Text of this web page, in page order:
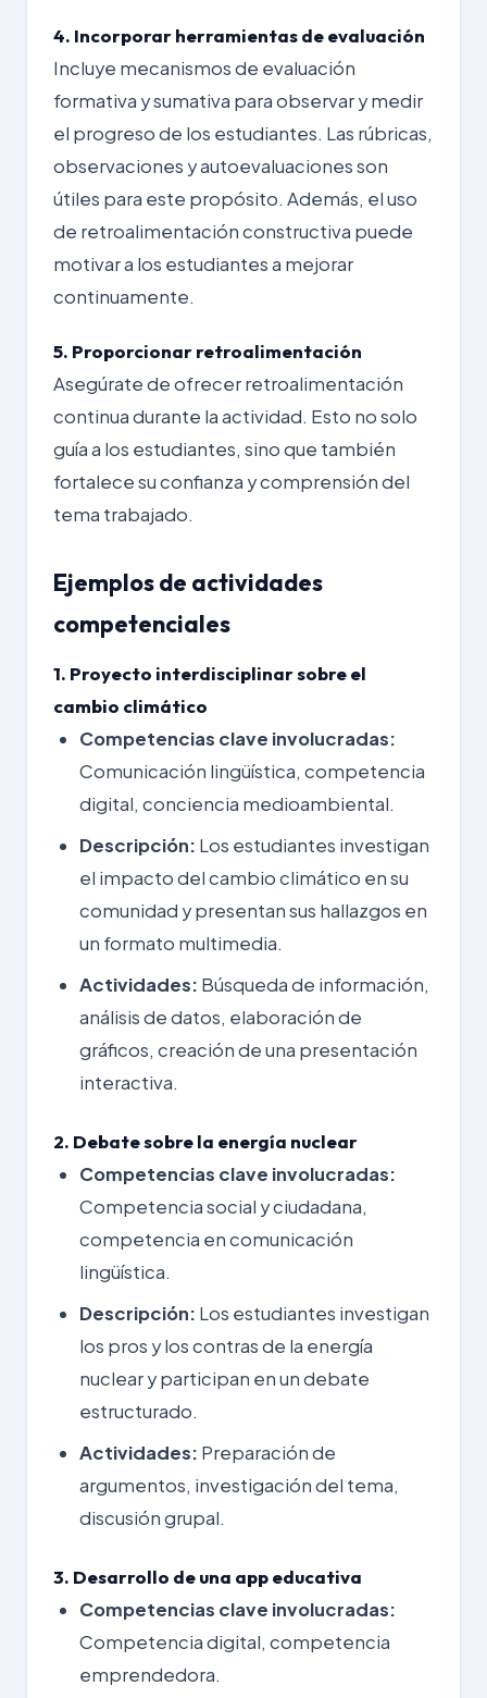
4. Incorporar herramientas de evaluación
Incluye mecanismos de evaluación
formativa y sumativa para observar y medir
el progreso de los estudiantes. Las rúbricas,
observaciones y autoevaluaciones son
útiles para este propósito. Además, el uso
de retroalimentación constructiva puede
motivar a los estudiantes a mejorar
continuamente.
5. Proporcionar retroalimentación
Asegúrate de ofrecer retroalimentación
continua durante la actividad. Esto no solo
guía a los estudiantes, sino que también
fortalece su confianza y comprensión del
tema trabajado.
Ejemplos de actividades
competenciales
1. Proyecto interdisciplinar sobre el
cambio climático
Competencias clave involucradas:
Comunicación lingüística, competencia
digital, conciencia medioambiental.
Descripción: Los estudiantes investigan
el impacto del cambio climático en su
comunidad y presentan sus hallazgos en
un formato multimedia.
Actividades: Búsqueda de información,
análisis de datos, elaboración de
gráficos, creación de una presentación
interactiva.
2. Debate sobre la energía nuclear
Competencias clave involucradas:
Competencia social y ciudadana,
competencia en comunicación
lingüística.
Descripción: Los estudiantes investigan
los pros y los contras de la energía
nuclear y participan en un debate
estructurado.
Actividades: Preparación de
argumentos, investigación del tema,
discusión grupal.
3. Desarrollo de una app educativa
Competencias clave involucradas:
Competencia digital, competencia
emprendedora.